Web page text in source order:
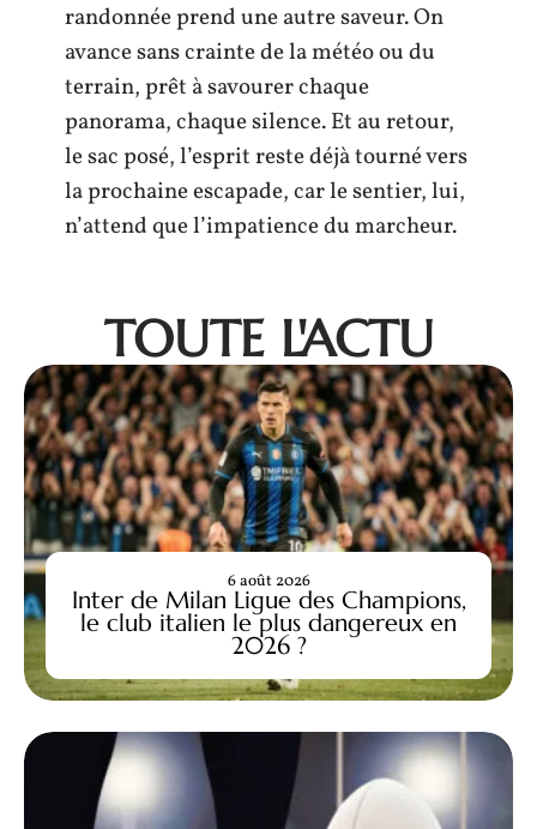
randonnée prend une autre saveur. On
avance sans crainte de la météo ou du
terrain, prêt à savourer chaque
panorama, chaque silence. Et au retour,
le sac posé, l’esprit reste déjà tourné vers
la prochaine escapade, car le sentier, lui,
n’attend que l’impatience du marcheur.
TOUTE L'ACTU
Inter de Milan Ligue des Champions,
le club italien le plus dangereux en
2026 ?
6 août 2026